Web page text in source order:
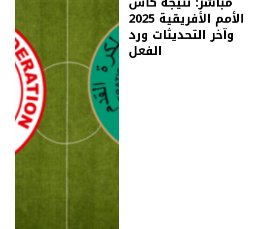
الأمم الأفريقية 2025
وآخر التحديثات ورد
الفعل